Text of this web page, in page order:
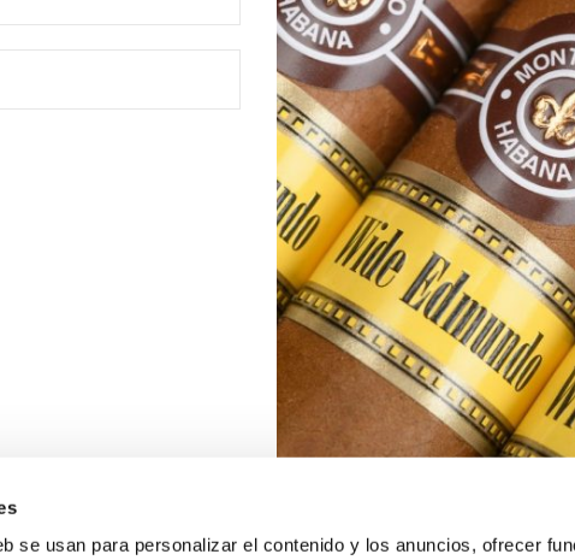
se usan para personalizar el contenido y los anuncios, ofrecer